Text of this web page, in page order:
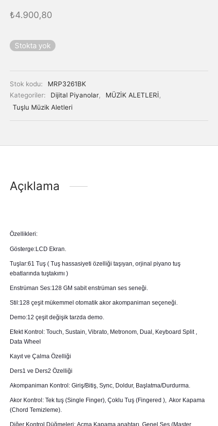
₺4.900,80
Stokta yok
Stok kodu:
MRP3261BK
Kategoriler:
Dijital Piyanolar, MÜZİK ALETLERİ,
Tuşlu Müzik Aletleri
Açıklama
Özellikleri:
Gösterge:LCD Ekran.
Tuşlar:61 Tuş ( Tuş hassasiyeti özelliği taşıyan, orjinal piyano tuş
ebatlarında tuştakımı )
Enstrüman Ses:128 GM sabit enstrüman ses seneği.
Stil:128 çeşit mükemmel otomatik akor akompaniman seçeneği.
Demo:12 çeşit değişik tarzda demo.
Efekt Kontrol: Touch, Sustain, Vibrato, Metronom, Dual, Keyboard Split ,
Data Wheel
Kayıt ve Çalma Özelliği
Ders1 ve Ders2 Özelliği
Akompaniman Kontrol: Giriş/Bitiş, Sync, Doldur, Başlatma/Durdurma.
Akor Kontrol: Tek tuş (Single Finger), Çoklu Tuş (Fingered ), Akor Kapama
(Chord Temizleme).